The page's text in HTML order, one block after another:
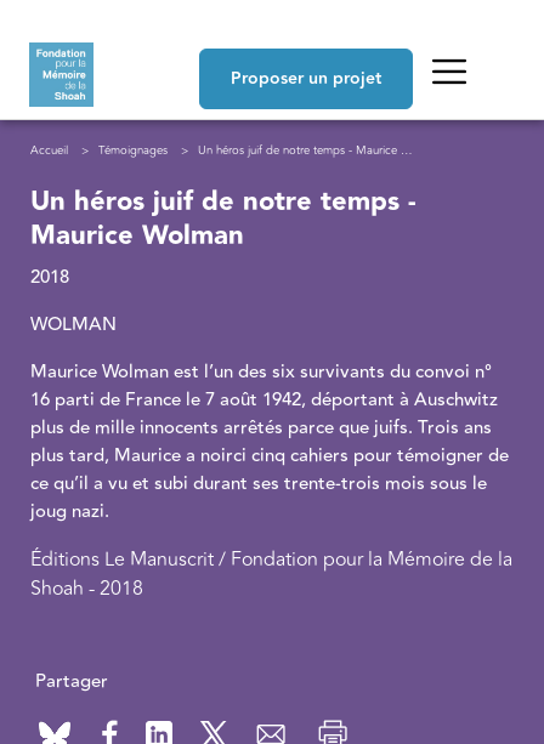
Proposer un projet
Fil d'Ariane
Accueil Témoignages Un héros juif de notre temps - Maurice Wolman
Un héros juif de notre temps -
Maurice Wolman
2018
WOLMAN
Maurice Wolman est l’un des six survivants du convoi n°
16 parti de France le 7 août 1942, déportant à Auschwitz
plus de mille innocents arrêtés parce que juifs. Trois ans
plus tard, Maurice a noirci cinq cahiers pour témoigner de
ce qu’il a vu et subi durant ses trente-trois mois sous le
joug nazi.
Éditions Le Manuscrit / Fondation pour la Mémoire de la
Shoah - 2018
Partager